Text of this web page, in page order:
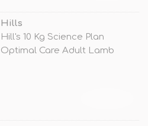
Hills
Hill's 10 Kg Science Plan
Optimal Care Adult Lamb